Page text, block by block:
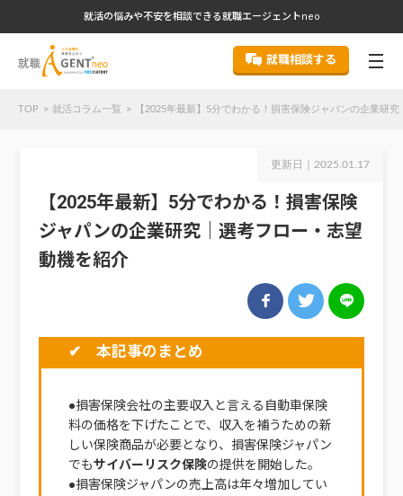
就活の悩みや不安を相談できる就職エージェントneo
就職相談する
TOP 就活コラム一覧 【2025年最新】5分でわかる！損害保険ジャパンの企業研
更新日｜ 2025.01.17
【2025年最新】5分でわかる！損害保険
ジャパンの企業研究｜選考フロー・志望
動機を紹介
✔ 本記事のまとめ
●損害保険会社の主要収入と言える自動車保険
料の価格を下げたことで、収入を補うための新
しい保険商品が必要となり、損害保険ジャパン
でもサイバーリスク保険の提供を開始した。
●損害保険ジャパンの売上高は年々増加してい